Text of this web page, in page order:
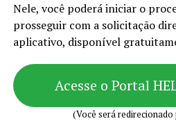
Nele, você poderá iniciar o
prosseguir com a solicitação
aplicativo, disponível
Acesse o Portal
(Você será